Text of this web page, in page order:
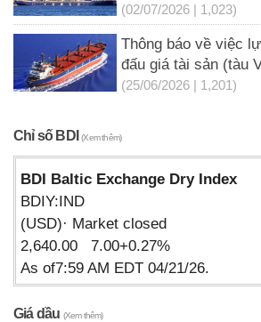
(02/07/2026 | 1,023)
Thông báo về việc
đấu giá tài sản (tàu
(25/06/2026 | 1,201)
Chỉ số BDI(Xem thêm)
BDI Baltic Exchange Dry Index
BDIY:IND
(USD)· Market closed
2,640.00 7.00+0.27%
As of7:59 AM EDT 04/21/26.
Giá dầu (Xem thêm)